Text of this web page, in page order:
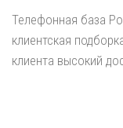
Телефонная база
клиентская
клиента высокий